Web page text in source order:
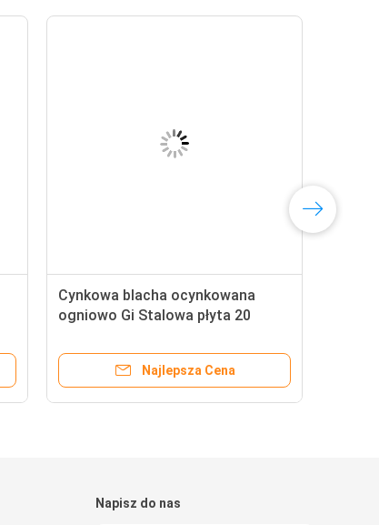
Cynkowa blacha ocynkowana
ogniowo Gi ​​Stalowa płyta 20
Gauge
Najlepsza Cena
Napisz do nas